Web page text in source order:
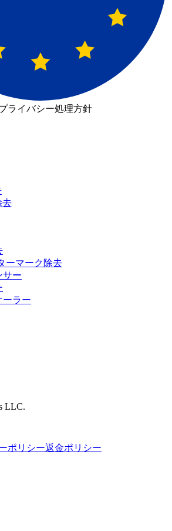
ライバシー処理方針
去
ーマーク除去
サー
ーラー
LLC.
ポリシー返金ポリシー